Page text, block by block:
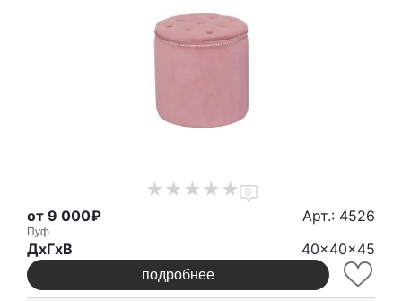
0
от 9 000₽ Арт.: 4526
Пуф
ДxГxВ 40x40x45
подробнее